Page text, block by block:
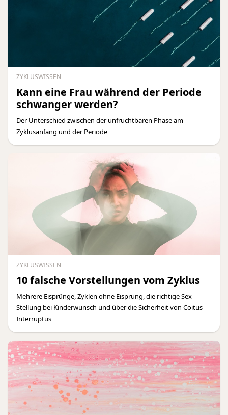
ZYKLUSWISSEN
Kann eine Frau während der Periode
schwanger werden?
Der Unterschied zwischen der unfruchtbaren Phase am
Zyklusanfang und der Periode
ZYKLUSWISSEN
10 falsche Vorstellungen vom Zyklus
Mehrere Eisprünge, Zyklen ohne Eisprung, die richtige Sex-
Stellung bei Kinderwunsch und über die Sicherheit von Coitus
Interruptus